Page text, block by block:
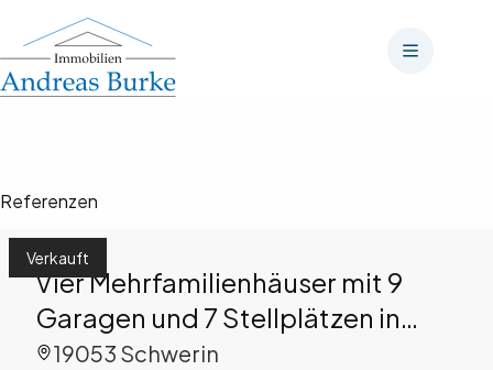
Inhalt
springen
Referenzen
Verkauft
Vier Mehrfamilienhäuser mit 9
Garagen und 7 Stellplätzen in
Schwerin zu kaufen!
19053 Schwerin